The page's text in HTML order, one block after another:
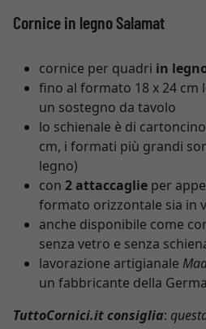
Cornice in legno Salamat
cornice per quadri in
fino al formato 18 x 24 cm
un sostegno da tavolo
lo schienale è di
cm, i formati più grandi
legno)
con 2 attaccaglie per
formato orizzontale sia in
anche disponibile come
senza vetro e senza
lavorazione artigianale
un fabbricante della
TuttoCornici.it consiglia: